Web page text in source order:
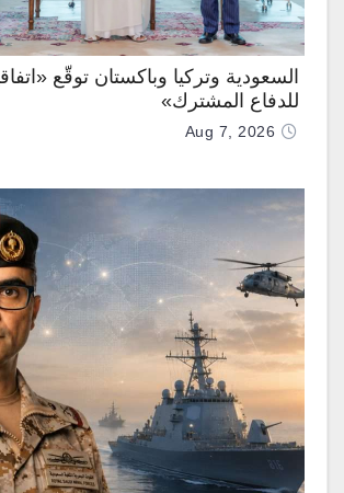
السعودية وتركيا وباكستان توقّع
للدفاع المشترك»
Aug 7, 2026